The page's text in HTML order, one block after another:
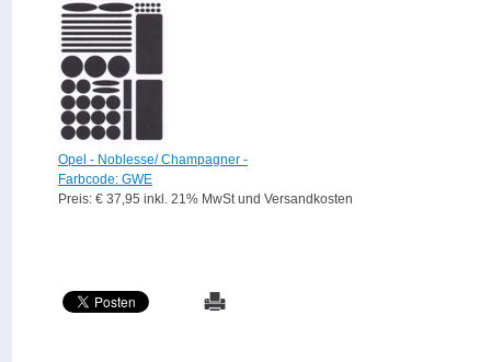
Opel - Noblesse/ Champagner -
Farbcode: GWE
Preis: € 37,95 inkl. 21% MwSt und Versandkosten